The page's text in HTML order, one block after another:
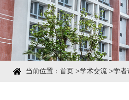
当前位置： 首页>学术交流>学者